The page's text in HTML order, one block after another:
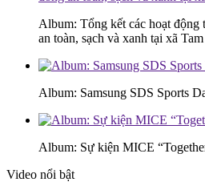
Album: Tổng kết các hoạt
an toàn, sạch và xanh tại xã
Album: Samsung SDS Sports
Album: Sự kiện MICE
Video nổi bật